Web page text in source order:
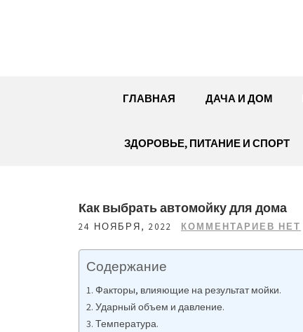
ГЛАВНАЯ ДАЧА И ДОМ
ЗДОРОВЬЕ, ПИТАНИЕ И СПОРТ
Как выбрать автомойку для дома
24 НОЯБРЯ, 2022 КОММЕНТАРИЕВ НЕТ
Содержание
Факторы, влияющие на результат мойки.
Ударный объем и давление.
Температура.